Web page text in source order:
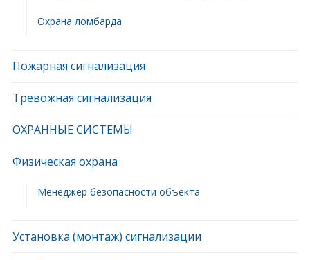
Охрана ломбарда
Пожарная сигнализация
Тревожная сигнализация
ОХРАННЫЕ СИСТЕМЫ
Физическая охрана
Менеджер безопасности объекта
Установка (монтаж) сигнализации